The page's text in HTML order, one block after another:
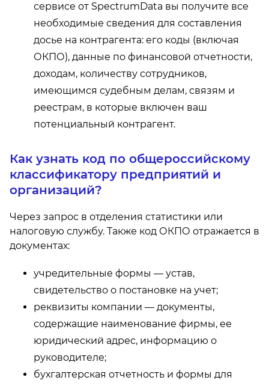
сервисе от SpectrumData вы получите все
необходимые сведения для составления
досье на контрагента: его коды (включая
ОКПО), данные по финансовой отчетности,
доходам, количеству сотрудников,
имеющимся судебным делам, связям и
реестрам, в которые включен ваш
потенциальный контрагент.
Как узнать код по общероссийскому
классификатору предприятий и
организаций?
Через запрос в отделения статистики или
налоговую службу. Также код ОКПО отражается в
документах:
учредительные формы — устав,
свидетельство о постановке на учет;
реквизиты компании — документы,
содержащие наименование фирмы, ее
юридический адрес, информацию о
руководителе;
бухгалтерская отчетность и формы для